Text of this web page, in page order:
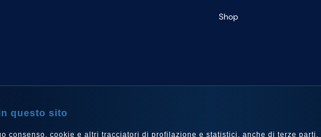
Shop
questo sito
consenso, cookie e altri tracciatori di profilazione e statistici, anche di terze parti,